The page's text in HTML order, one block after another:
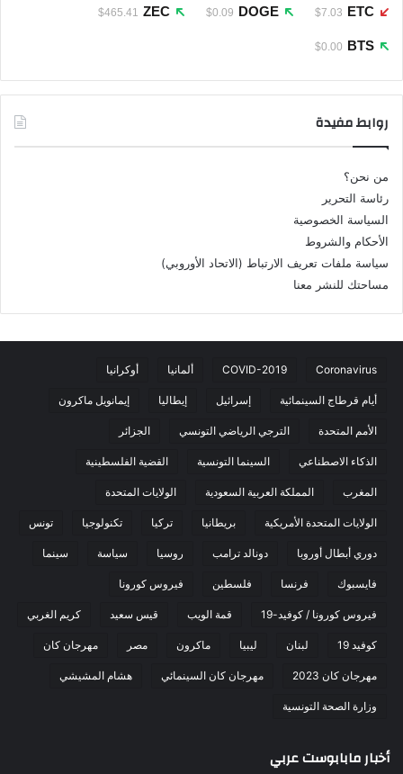
ETC
$7.03
DOGE
$0.09
ZEC
$465.41
BTS
$0.00
روابط مفيدة
من نحن؟
رئاسة التحرير
السياسة الخصوصية
الأحكام والشروط
سياسة ملفات تعريف الارتباط (الاتحاد الأوروبي)
مساحتك للنشر معنا
Coronavirus
COVID-2019 ألمانيا أوكرانيا
أيام قرطاج السينمائية إسرائيل إيطاليا إيمانويل ماكرون
الأمم المتحدة الترجي الرياضي التونسي الجزائر
الذكاء الاصطناعي السينما التونسية القضية الفلسطينية
المغرب المملكة العربية السعودية الولايات المتحدة
الولايات المتحدة الأمريكية بريطانيا تركيا تكنولوجيا تونس
دوري أبطال أوروبا دونالد ترامب روسيا سياسة سينما
فايسبوك فرنسا فلسطين فيروس كورونا
فيروس كورونا / كوفيد-19 قمة الويب قيس سعيد كريم الغربي
كوفيد 19 لبنان ليبيا ماكرون مصر مهرجان كان
مهرجان كان 2023 مهرجان كان السينمائي هشام المشيشي
وزارة الصحة التونسية
أخبار مابابوست عربي